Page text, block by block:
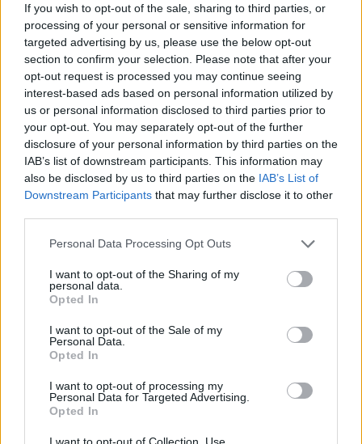
If you wish to opt-out of the sale, sharing to third parties, or
processing of your personal or sensitive information for
targeted advertising by us, please use the below opt-out
section to confirm your selection. Please note that after your
opt-out request is processed you may continue seeing
interest-based ads based on personal information utilized by
us or personal information disclosed to third parties prior to
your opt-out. You may separately opt-out of the further
disclosure of your personal information by third parties on the
IAB’s list of downstream participants. This information may
also be disclosed by us to third parties on the IAB’s List of
Downstream Participants that may further disclose it to other
Please note that this website/app uses one or more Google
not limited to your visit or usage behaviour. You may click to
grant or deny consent to Google and its third-party tags to
use your data for below specified purposes in below Google
consent section.
Personal Data Processing Opt Outs
I want to opt-out of the Sharing of my
personal data.
Opted In
I want to opt-out of the Sale of my
Personal Data.
Opted In
I want to opt-out of processing my
Personal Data for Targeted Advertising.
Opted In
I want to opt-out of Collection, Use,
«Η στρατιωτική θητεία είναι πλέον υπόθεση και
των δύο φύλων».
θεσπίστηκε πρόσφατα, δίνοντας τη δυνατότητα
εθελοντικά τη στρατιωτική τους θητεία στον
Στρατό Ξηράς.
Η έναρξη της διαδικασίας σηματοδοτεί την
πρώτη πρακτική εφαρμογή του μέτρου, με τις
τους στη Λαμία.
ΑΚΟΛΟΥΘΗΣΤΕ ΜΑΣ ΣΤΟ GOOGLE